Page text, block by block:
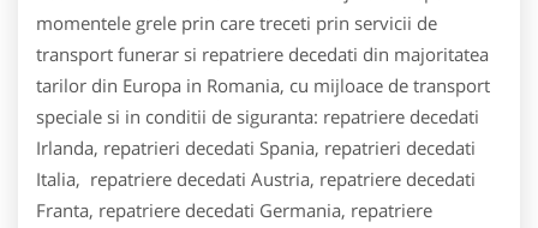
momentele grele prin care treceti prin servicii de
transport funerar si repatriere decedati din majoritatea
tarilor din Europa in Romania, cu mijloace de transport
speciale si in conditii de siguranta: repatriere decedati
Irlanda, repatrieri decedati Spania, repatrieri decedati
Italia, repatriere decedati Austria, repatriere decedati
Franta, repatriere decedati Germania, repatriere